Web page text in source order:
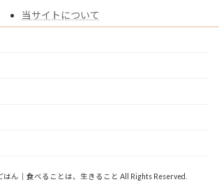
当サイトについて
ん｜食べることは、生きること All Rights Reserved.